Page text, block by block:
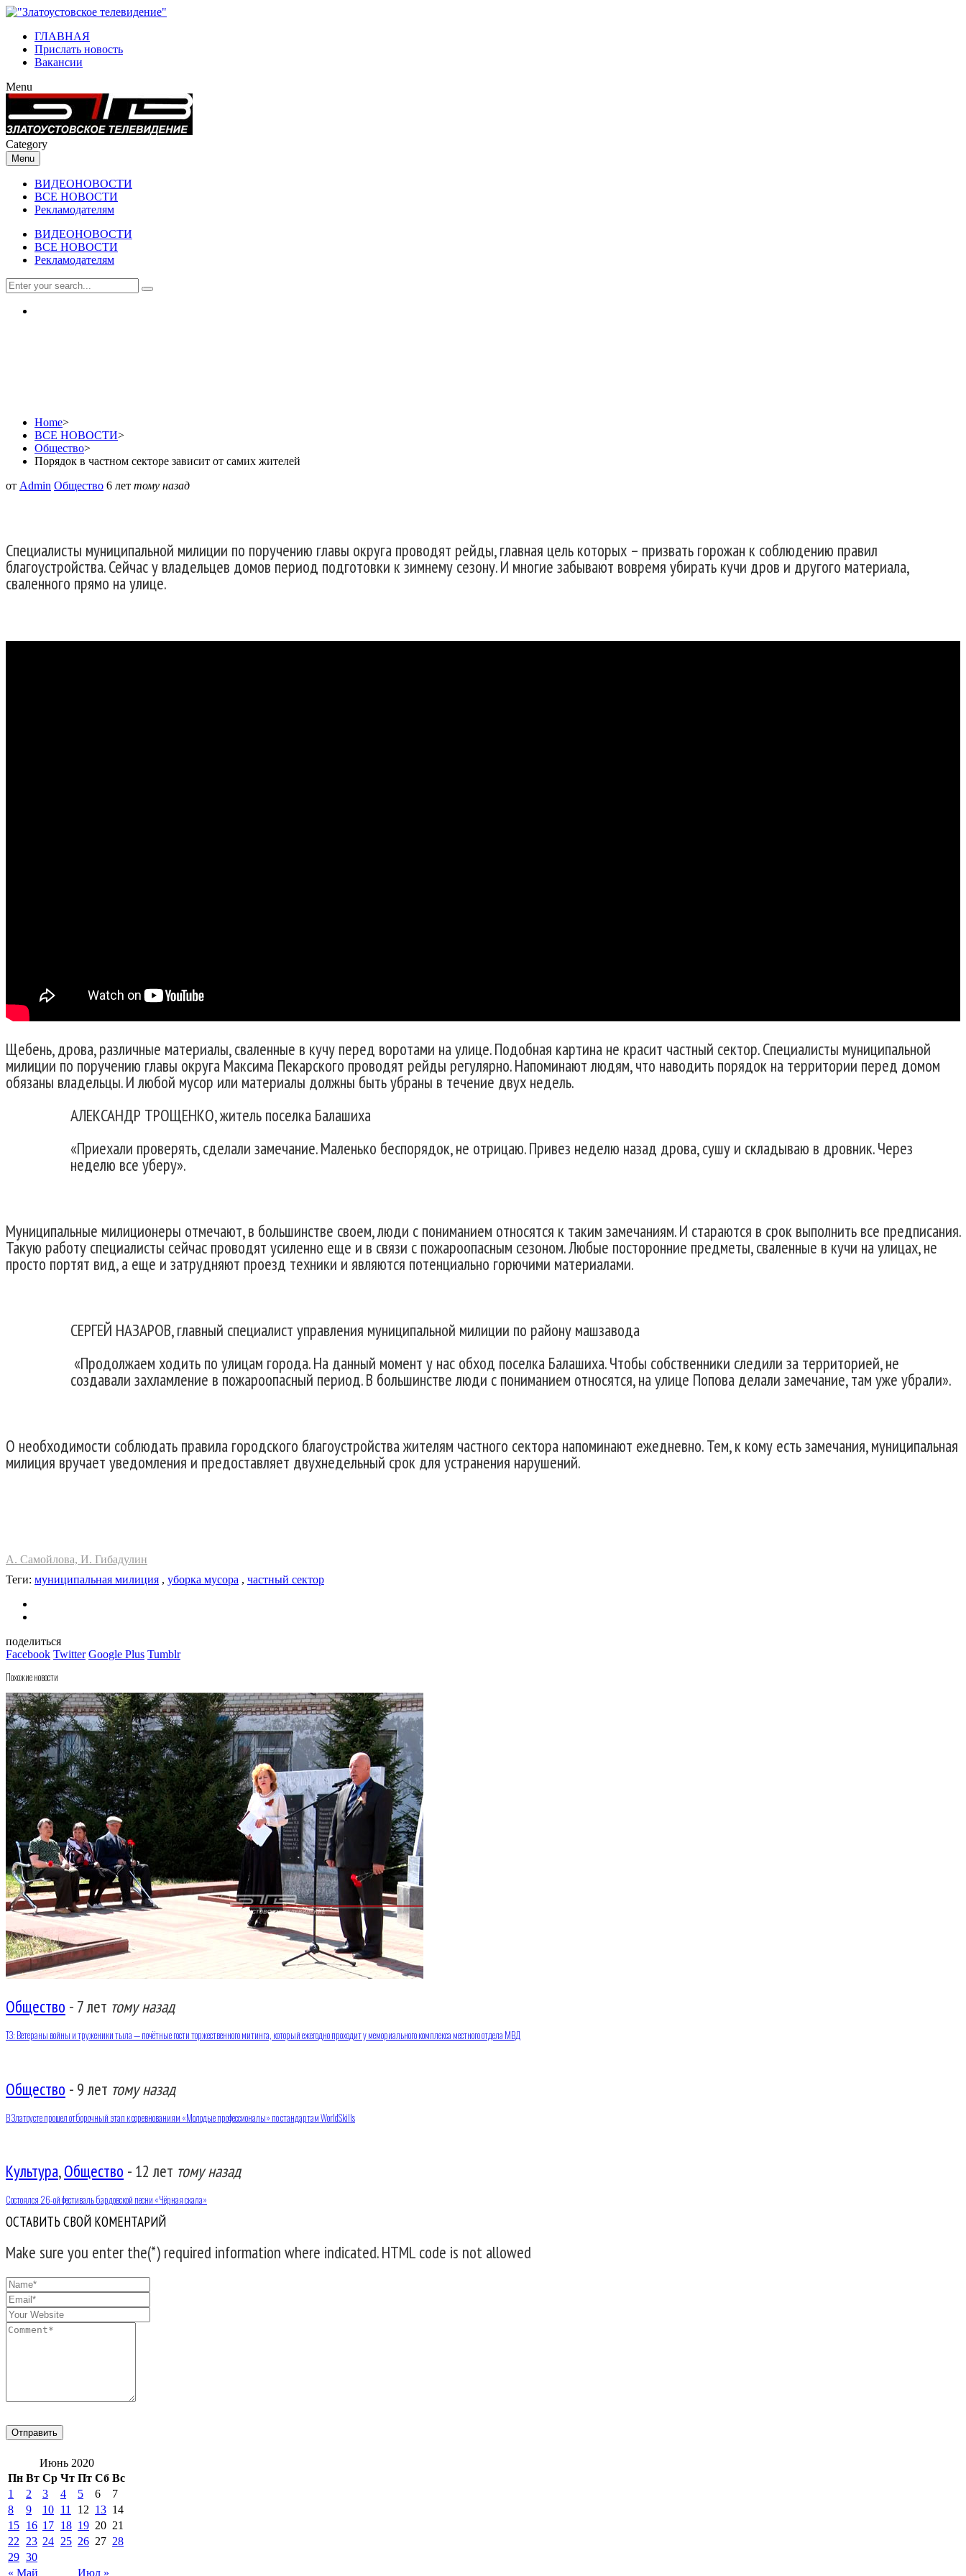
ГЛАВНАЯ
Прислать новость
Вакансии
Menu
Category
Menu
ВИДЕОНОВОСТИ
ВСЕ НОВОСТИ
Рекламодателям
ВИДЕОНОВОСТИ
ВСЕ НОВОСТИ
Рекламодателям
Home>
ВСЕ НОВОСТИ>
Общество>
Порядок в частном секторе зависит от самих жителей
от Admin Общество 6 лет тому назад
Специалисты муниципальной милиции по поручению главы округа проводят рейды, главная цель которых – призвать горожан к соблюдению правил
благоустройства. Сейчас у владельцев домов период подготовки к зимнему сезону. И многие забывают вовремя убирать кучи дров и другого материала,
сваленного прямо на улице.
Щебень, дрова, различные материалы, сваленные в кучу перед воротами на улице. Подобная картина не красит частный сектор. Специалисты муниципальной
милиции по поручению главы округа Максима Пекарского проводят рейды регулярно. Напоминают людям, что наводить порядок на территории перед домом
обязаны владельцы. И любой мусор или материалы должны быть убраны в течение двух недель.
АЛЕКСАНДР ТРОЩЕНКО, житель поселка Балашиха
«Приехали проверять, сделали замечание. Маленько беспорядок, не отрицаю. Привез неделю назад дрова, сушу и складываю в дровник. Через
неделю все уберу».
Муниципальные милиционеры отмечают, в большинстве своем, люди с пониманием относятся к таким замечаниям. И стараются в срок выполнить все предписания.
Такую работу специалисты сейчас проводят усиленно еще и в связи с пожароопасным сезоном. Любые посторонние предметы, сваленные в кучи на улицах, не
просто портят вид, а еще и затрудняют проезд техники и являются потенциально горючими материалами.
СЕРГЕЙ НАЗАРОВ, главный специалист управления муниципальной милиции по району машзавода
«Продолжаем ходить по улицам города. На данный момент у нас обход поселка Балашиха. Чтобы собственники следили за территорией, не
создавали захламление в пожароопасный период. В большинстве люди с пониманием относятся, на улице Попова делали замечание, там уже убрали».
О необходимости соблюдать правила городского благоустройства жителям частного сектора напоминают ежедневно. Тем, к кому есть замечания, муниципальная
милиция вручает уведомления и предоставляет двухнедельный срок для устранения нарушений.
А. Самойлова, И. Гибадулин
Теги: муниципальная милиция , уборка мусора , частный сектор
поделиться
Facebook Twitter Google Plus Tumblr
Похожие новости
Общество - 7 лет тому назад
ТЗ: Ветераны войны и труженики тыла — почётные гости торжественного митинга, который ежегодно проходит у мемориального комплекса местного отдела МВД
Общество - 9 лет тому назад
В Златоусте прошел отборочный этап к соревнованиям «Молодые профессионалы» по стандартам WorldSkills
Культура,Общество - 12 лет тому назад
Состоялся 26-ой фестиваль бардовской песни «Чёрная скала»
ОСТАВИТЬ СВОЙ КОМЕНТАРИЙ
Make sure you enter the(*) required information where indicated. HTML code is not allowed
Июнь 2020
Пн Вт Ср Чт Пт Сб Вс
« Май Июл »
1 2 3 4 5 6
7
8
9 10 11 12 13 14
15 16 17 18 19 20 21
22
23 24 25 26 27 28
29 30